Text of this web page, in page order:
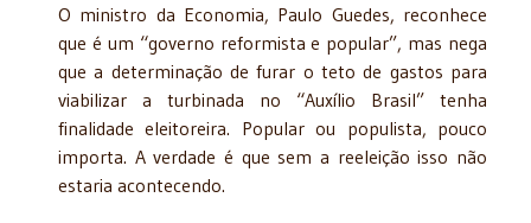
O ministro da Economia, Paulo Guedes, reconhece
que é um “governo reformista e popular”, mas nega
que a determinação de furar o teto de gastos para
viabilizar a turbinada no “Auxílio Brasil” tenha
finalidade eleitoreira. Popular ou populista, pouco
importa. A verdade é que sem a reeleição isso não
estaria acontecendo.